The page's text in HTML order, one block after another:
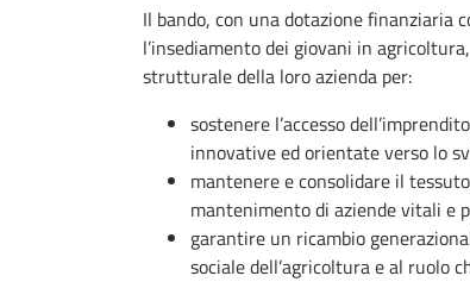
Il bando, con una dotazione finanziaria
l’insediamento dei giovani in
strutturale della loro azienda per:
sostenere l’accesso
innovative ed orientate verso lo
mantenere e consolidare il
mantenimento di aziende vitali e
garantire un ricambio
sociale dell’agricoltura e al ruolo